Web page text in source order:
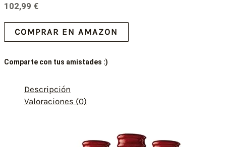
102,99 €
COMPRAR EN AMAZON
Comparte con tus amistades :)
Descripción
Valoraciones (0)